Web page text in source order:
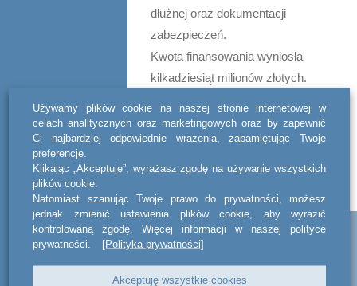
dłużnej oraz dokumentacji
zabezpieczeń.
Kwota finansowania wyniosła
kilkadziesiąt milionów złotych.
Powiązane
aktualności
Używamy plików cookie na naszej stronie internetowej w
celach analitycznych oraz marketingowych oraz by zapewnić
Ci najbardziej odpowiednie wrażenia, zapamiętując Twoje
preferencje.
Klikając „Akceptuję”, wyrażasz zgodę na używanie wszystkich
plików cookie.
Natomiast szanując Twoje prawo do prywatności, możesz
jednak zmienić ustawienia plików cookie, aby wyrazić
kontrolowaną zgodę. Więcej informacji w naszej polityce
prywatności.
[Polityka prywatności]
Akceptuję wszystkie cookies